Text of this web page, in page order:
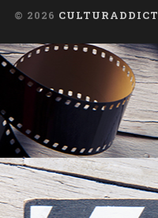
© 2026 CULTURADDICT